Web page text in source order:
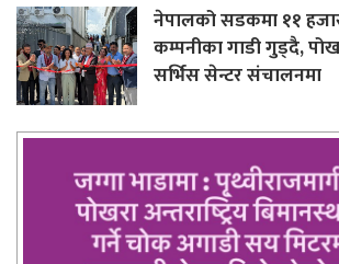
नेपालको सडकमा ११
कम्पनीका गाडी गुड्दै,
सर्भिस सेन्टर संचालनमा